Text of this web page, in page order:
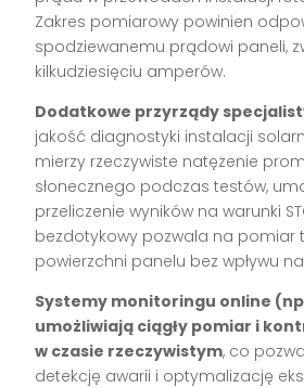
Zakres pomiarowy powinien
spodziewanemu prądowi paneli,
kilkudziesięciu amperów.
Dodatkowe przyrządy
jakość diagnostyki instalacji
mierzy rzeczywiste natężenie
słonecznego podczas testów,
przeliczenie wyników na warunki
bezdotykowy pozwala na pomiar
powierzchni panelu bez wpływu
Systemy monitoringu online
umożliwiają ciągły pomiar i
w czasie rzeczywistym, co
detekcję awarii i optymalizację